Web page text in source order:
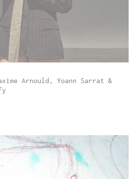
Arnould, Yoann Sarrat &